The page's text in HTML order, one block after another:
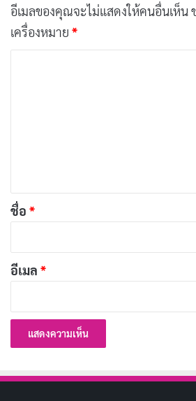
เลยค่ะ ที่สำคัญ กาแฟคุณภาพดีควรเ
สะอาดด้วย มาเริ่มต้นสร้างนิสัยนี้กัน
กรุ่นและอร่อยเหมือนเดิมกันนะคะ!
สไตล์!
100 แคปชั่นกาแฟ & ร้านคาเฟ่
ห้ามพลาด!
กาแฟ
อีเมลของคุณจะไม่แสดงให้คนอื่นเห็น
เครื่องหมาย *
*
ชื่อ *
อีเมล *